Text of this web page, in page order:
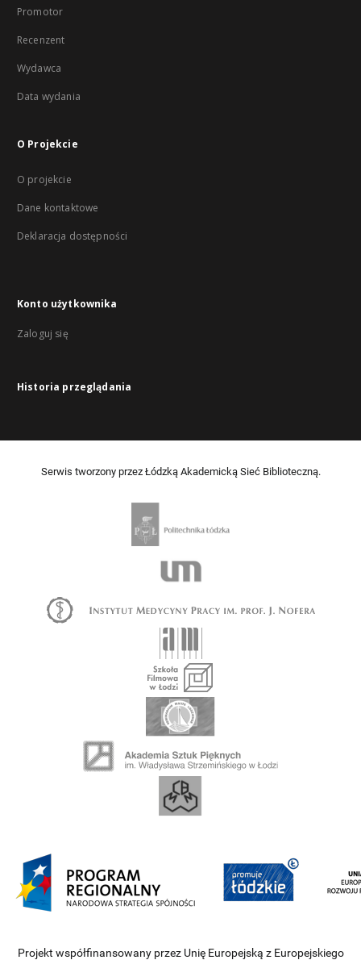
Promotor
Recenzent
Wydawca
Data wydania
O Projekcie
O projekcie
Dane kontaktowe
Deklaracja dostępności
Konto użytkownika
Zaloguj się
Historia przeglądania
Serwis tworzony przez Łódzką Akademicką Sieć Biblioteczną.
Projekt współfinansowany przez Unię Europejską z Europejskiego